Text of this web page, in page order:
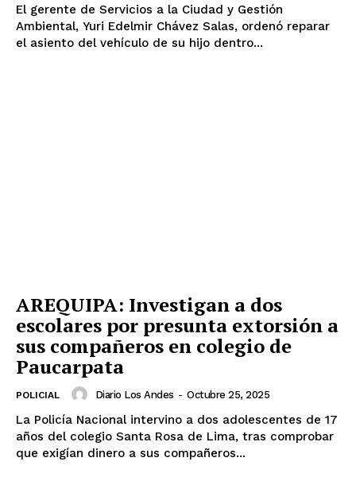
El gerente de Servicios a la Ciudad y Gestión
Ambiental, Yuri Edelmir Chávez Salas, ordenó reparar
el asiento del vehículo de su hijo dentro...
AREQUIPA: Investigan a dos
escolares por presunta extorsión a
sus compañeros en colegio de
Paucarpata
POLICIAL Diario Los Andes - Octubre 25, 2025
La Policía Nacional intervino a dos adolescentes de 17
años del colegio Santa Rosa de Lima, tras comprobar
que exigían dinero a sus compañeros...